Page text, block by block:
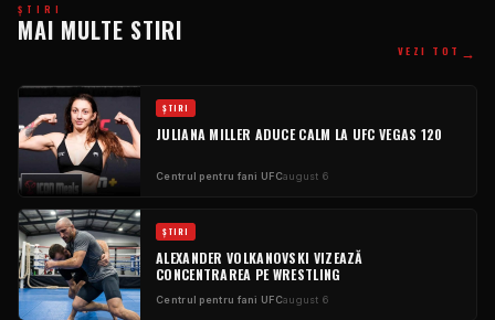
ŞTIRI
MAI MULTE STIRI
VEZI TOT →
ŞTIRI
JULIANA MILLER ADUCE CALM LA UFC VEGAS 120
Centrul pentru fani UFCaugust 6
ŞTIRI
ALEXANDER VOLKANOVSKI VIZEAZĂ
CONCENTRAREA PE WRESTLING
Centrul pentru fani UFCaugust 6